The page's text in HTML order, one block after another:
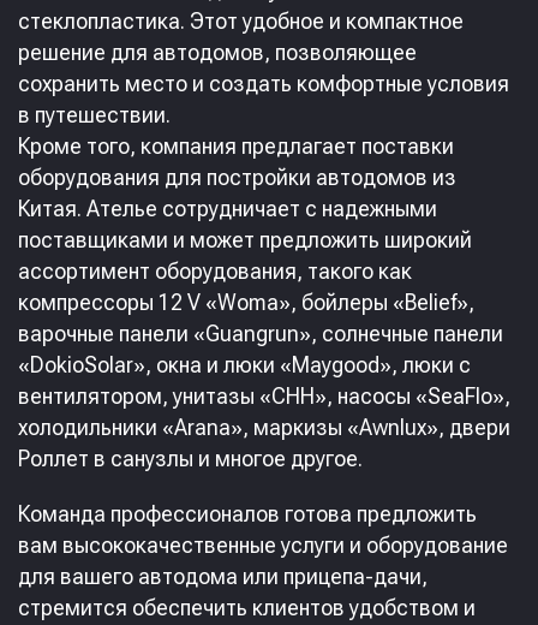
стеклопластика. Этот удобное и компактное
решение для автодомов, позволяющее
сохранить место и создать комфортные условия
в путешествии.
Кроме того, компания предлагает поставки
оборудования для постройки автодомов из
Китая. Ателье сотрудничает с надежными
поставщиками и может предложить широкий
ассортимент оборудования, такого как
компрессоры 12 V «Woma», бойлеры «Belief»,
варочные панели «Guangrun», солнечные панели
«DokioSolar», окна и люки «Maygood», люки с
вентилятором, унитазы «СHH», насосы «SeaFlo»,
холодильники «Arana», маркизы «Awnlux», двери
Роллет в санузлы и многое другое.
Команда профессионалов готова предложить
вам высококачественные услуги и оборудование
для вашего автодома или прицепа-дачи,
стремится обеспечить клиентов удобством и